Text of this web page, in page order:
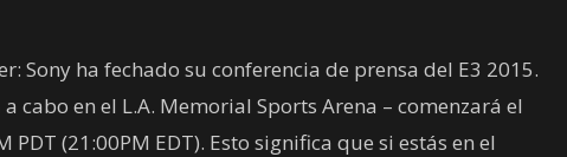
Sony ha fechado su conferencia de prensa del E3 2015.
cabo en el L.A. Memorial Sports Arena – comenzará el
PDT (21:00PM EDT). Esto significa que si estás en el